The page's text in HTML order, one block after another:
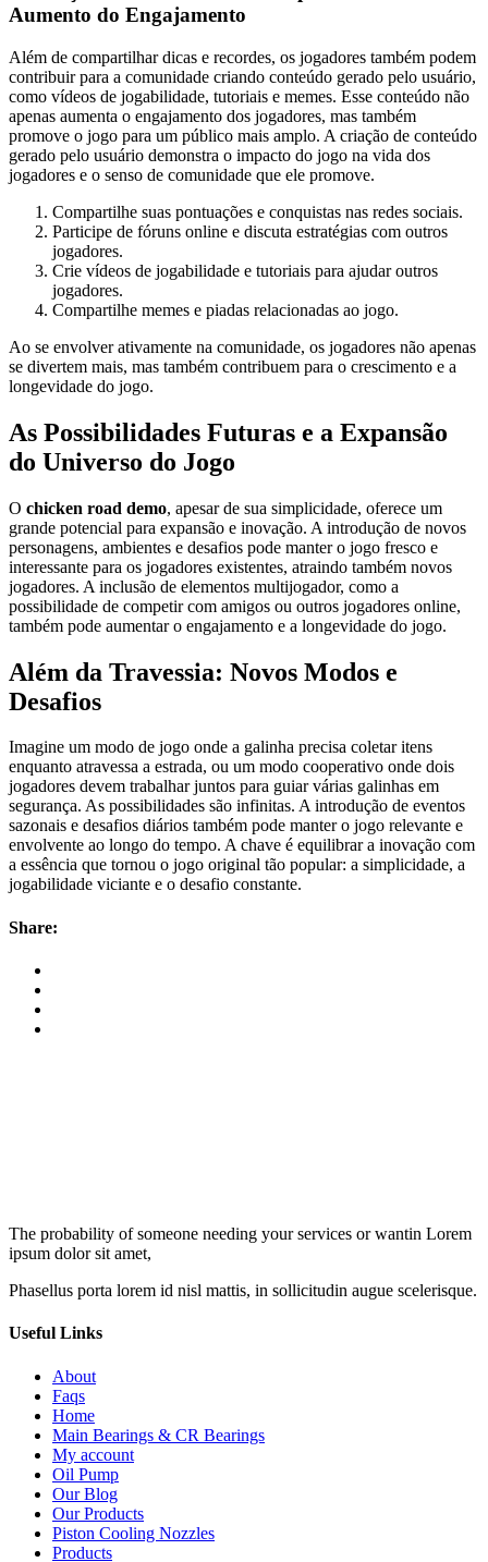
Aumento do Engajamento
Além de compartilhar dicas e recordes, os jogadores também podem
contribuir para a comunidade criando conteúdo gerado pelo usuário,
como vídeos de jogabilidade, tutoriais e memes. Esse conteúdo não
apenas aumenta o engajamento dos jogadores, mas também
promove o jogo para um público mais amplo. A criação de conteúdo
gerado pelo usuário demonstra o impacto do jogo na vida dos
jogadores e o senso de comunidade que ele promove.
Compartilhe suas pontuações e conquistas nas redes sociais.
Participe de fóruns online e discuta estratégias com outros
jogadores.
Crie vídeos de jogabilidade e tutoriais para ajudar outros
jogadores.
Compartilhe memes e piadas relacionadas ao jogo.
Ao se envolver ativamente na comunidade, os jogadores não apenas
se divertem mais, mas também contribuem para o crescimento e a
longevidade do jogo.
As Possibilidades Futuras e a Expansão
do Universo do Jogo
O chicken road demo, apesar de sua simplicidade, oferece um
grande potencial para expansão e inovação. A introdução de novos
personagens, ambientes e desafios pode manter o jogo fresco e
interessante para os jogadores existentes, atraindo também novos
jogadores. A inclusão de elementos multijogador, como a
possibilidade de competir com amigos ou outros jogadores online,
também pode aumentar o engajamento e a longevidade do jogo.
Além da Travessia: Novos Modos e
Desafios
Imagine um modo de jogo onde a galinha precisa coletar itens
enquanto atravessa a estrada, ou um modo cooperativo onde dois
jogadores devem trabalhar juntos para guiar várias galinhas em
segurança. As possibilidades são infinitas. A introdução de eventos
sazonais e desafios diários também pode manter o jogo relevante e
envolvente ao longo do tempo. A chave é equilibrar a inovação com
a essência que tornou o jogo original tão popular: a simplicidade, a
jogabilidade viciante e o desafio constante.
Share:
The probability of someone needing your services or wantin Lorem
ipsum dolor sit amet,
Phasellus porta lorem id nisl mattis, in sollicitudin augue scelerisque.
Useful Links
About
Faqs
Home
Main Bearings & CR Bearings
My account
Oil Pump
Our Blog
Our Products
Piston Cooling Nozzles
Products